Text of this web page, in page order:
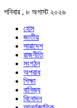
শনিবার , ৮ অগাস্ট ২০২৬
হোম
জাতীয়
সারাদেশ
রাজনীতি
সংগঠন
অপরাধ
শিক্ষা
বানিজ্য
বিনোদন